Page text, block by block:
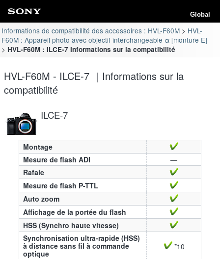
Global
Informations de compatibilité des accessoires : HVL-F60M
HVL-
F60M : Appareil photo avec objectif interchangeable α [monture E]
HVL-F60M : ILCE-7 Informations sur la compatibilité
HVL-F60M - ILCE-7 ｜Informations sur la
compatibilité
ILCE-7
Montage
Mesure de flash ADI
—
Rafale
Mesure de flash P-TTL
Auto zoom
Affichage de la portée du flash
HSS (Synchro haute vitesse)
Synchronisation ultra-rapide (HSS)
à distance sans fil à commande
optique
*10